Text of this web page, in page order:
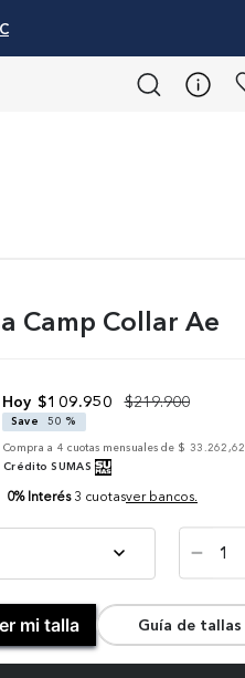
Camp Collar Ae
$109.950 $219.900
Save
50 %
Compra a 4 cuotas mensuales de $ 33.262,62
Crédito SUMAS
0% Interés 3 cuotasver bancos.
－
mi talla Guía de tallas